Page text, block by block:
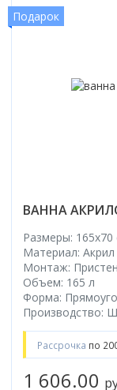
Подарок
ВАННА
Размеры: 165x70
Материал: Акрил
Монтаж:
Объем: 165 л
Форма:
Производство:
Рассрочка по
1 606.00